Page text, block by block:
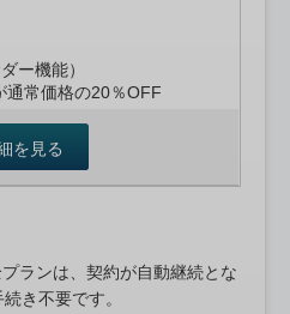
ー機能）
通常価格の20％OFF
を見る
ランは、契約が自動継続とな
き不要です。